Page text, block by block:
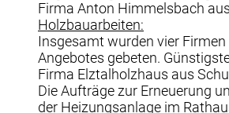
Firma Anton Himmelsbach
Holzbauarbeiten:
Insgesamt wurden vier
Angebotes gebeten.
Firma Elztalholzhaus aus
Die Aufträge zur Erneuerung
der Heizungsanlage im